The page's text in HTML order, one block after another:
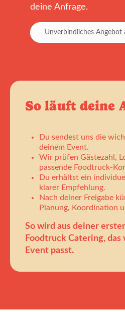
deine Anfrage.
Unverbindliches Angebot
So läuft deine
Du sendest uns die
deinem Event.
Wir prüfen Gästezahl,
passende Foodtruck-
Du erhältst ein
klarer Empfehlung.
Nach deiner Freigabe
Planung, Koordination
So wird aus deiner
Foodtruck Catering,
Event passt.